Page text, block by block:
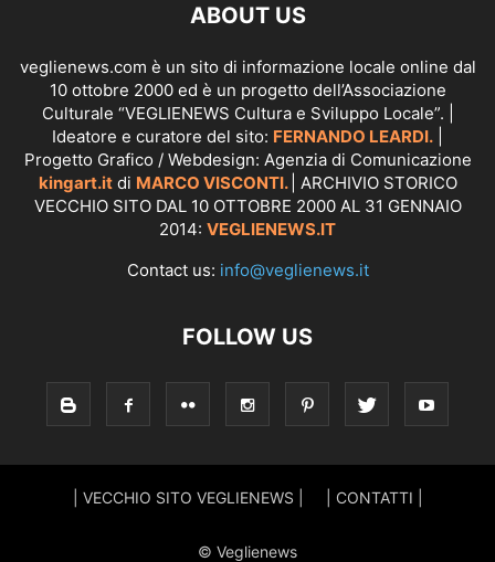
ABOUT US
veglienews.com è un sito di informazione locale online dal
10 ottobre 2000 ed è un progetto dell’Associazione
Culturale “VEGLIENEWS Cultura e Sviluppo Locale”. |
Ideatore e curatore del sito: FERNANDO LEARDI.
Progetto Grafico / Webdesign: Agenzia di Comunicazione
kingart.itdi MARCO VISCONTI. | ARCHIVIO STORICO
VECCHIO SITO DAL 10 OTTOBRE 2000 AL 31 GENNAIO
2014: VEGLIENEWS.IT
Contact us: info@veglienews.it
FOLLOW US
| VECCHIO SITO VEGLIENEWS | | CONTATTI |
© Veglienews